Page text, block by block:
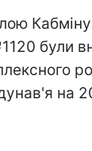
Кабміну
були
на